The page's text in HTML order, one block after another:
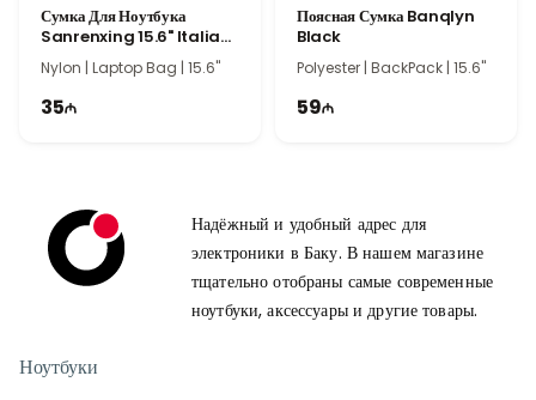
Сумка Для Ноутбука
Sanrenxing 15.6" Italian
Grape
Nylon | Laptop Bag | 15.6"
35
Поясная Сумка Banqlyn
Black
Polyester | BackPack | 15.6"
59
Надёжный и удобный адрес для
электроники в Баку. В нашем магазине
тщательно отобраны самые современные
ноутбуки, аксессуары и другие товары.
Ноутбуки